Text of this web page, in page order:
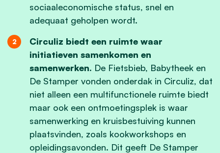
sociaaleconomische status, snel en
adequaat geholpen wordt.
Circuliz biedt een ruimte waar
initiatieven samenkomen en
samenwerken. De Fietsbieb, Babytheek en
De Stamper vonden onderdak in Circuliz, dat
niet alleen een multifunctionele ruimte biedt
maar ook een ontmoetingsplek is waar
samenwerking en kruisbestuiving kunnen
plaatsvinden, zoals kookworkshops en
opleidingsavonden. Dit geeft De Stamper